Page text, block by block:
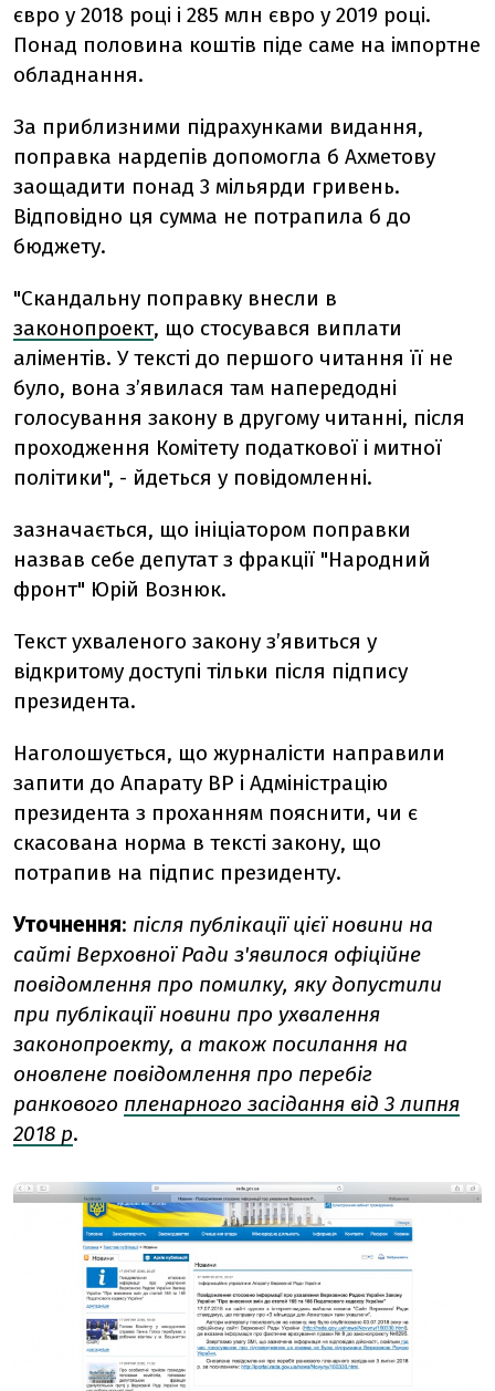
євро у 2018 році і 285 млн євро у 2019 році.
Понад половина коштів піде саме на імпортне
обладнання.
За приблизними підрахунками видання,
поправка нардепів допомогла б Ахметову
заощадити понад 3 мільярди гривень.
Відповідно ця сумма не потрапила б до
бюджету.
"Скандальну поправку внесли в
законопроект, що стосувався виплати
аліментів. У тексті до першого читання її не
було, вона з’явилася там напередодні
голосування закону в другому читанні, після
проходження Комітету податкової і митної
політики", - йдеться у повідомленні.
зазначається, що ініціатором поправки
назвав себе депутат з фракції "Народний
фронт" Юрій Вознюк.
Текст ухваленого закону з’явиться у
відкритому доступі тільки після підпису
президента.
Наголошується, що журналісти направили
запити до Апарату ВР і Адміністрацію
президента з проханням пояснити, чи є
скасована норма в тексті закону, що
потрапив на підпис президенту.
Уточнення: після публікації цієї новини на
сайті Верховної Ради з'явилося офіційне
повідомлення про помилку, яку допустили
при публікації новини про ухвалення
законопроекту, а також посилання на
оновлене повідомлення про перебіг
ранкового пленарного засідання від 3 липня
2018 р.